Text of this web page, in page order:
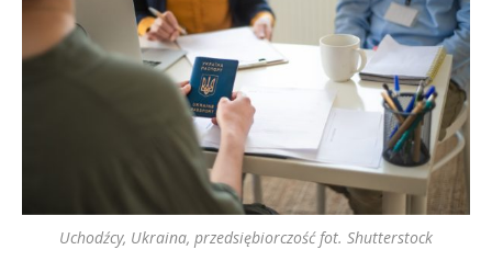
Uchodźcy, Ukraina, przedsiębiorczość fot. Shutterstock